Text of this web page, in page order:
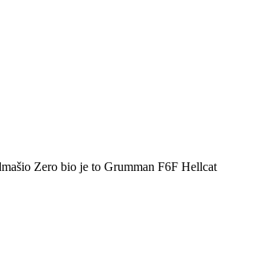
Zero bio je to Grumman F6F Hellcat